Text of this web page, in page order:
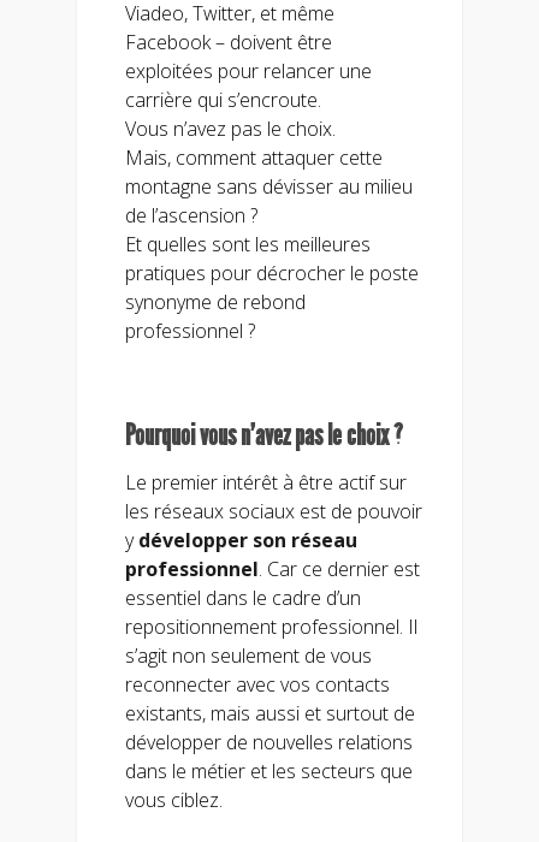
Viadeo, Twitter, et même
Facebook – doivent être
exploitées pour relancer une
carrière qui s’encroute.
Vous n’avez pas le choix.
Mais, comment attaquer cette
montagne sans dévisser au milieu
de l’ascension ?
Et quelles sont les meilleures
pratiques pour décrocher le poste
synonyme de rebond
professionnel ?
Pourquoi vous n’avez pas le choix ?
Le premier intérêt à être actif sur
les réseaux sociaux est de pouvoir
ydévelopper son réseau
professionnel. Car ce dernier est
essentiel dans le cadre d’un
repositionnement professionnel. Il
s’agit non seulement de vous
reconnecter avec vos contacts
existants, mais aussi et surtout de
développer de nouvelles relations
dans le métier et les secteurs que
vous ciblez.